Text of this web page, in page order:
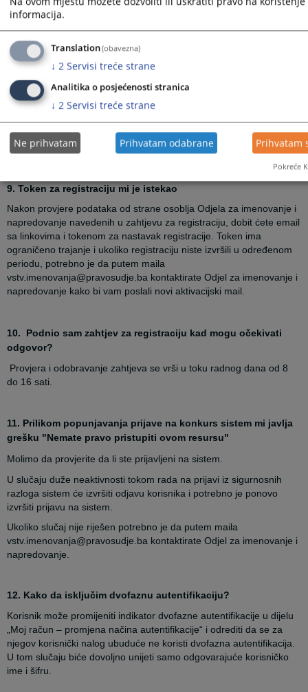
Ovaj token se generiše samo u slučaju da je uključena dvofazna
autentifikacija i ima ograničeno trajanje. U slučaju da je istekao
potrebno je da na linku za prijavu korisnika (MOA-Web
(pravosudje.ba) ponovo unesete korisničko ime i šifru i sistem će
Token može biti iskorišten samo jednom, pa predlažemo da brišete
iskorištene tokene.
9. Token za registraciju mi je istekao
Nakon provjere podataka od strane osoblja Odjela za imenovanje i
napredovanje navedenih u zahtjevu za registraciju, dobit ćete email
sa linkovima i tokenom za nastavak registracije. Token ima
ograničeno trajanje i ukoliko registraciju niste izvršili u određenom
periodu, potrebno je da putem maila
vstv.imenovanja@pravosudje.ba kontaktirate Odjel za imenovanje i
napredovanje kako bi vam poslali novi aktivacijski mail.
10. Podnio sam zahtjev za registraciju kad mogu očekivati
odgovor?
Provjera i odobravanje zahtjeva se vrši u toku radnog dana od 8
do 16 sati.
11. Prilikom popunjavanja prijave na konkurs sistem mi javlja
grešku "Nemate pravo pristupiti ovom resursu"
Molimo da provjerite da li ste prijavljeni na sistem.
U slučaju duže neaktivnosti tokom rada na prijavi iz sigurnosnih
razloga sistem će izvršiti odjavu korisnika i potrebno je ponovo
izvršiti prijavu na sistem.
Ukoliko slučaj nije riješen potrebno je da putem maila
vstv.imenovanja@pravosudje.ba kontaktirate Odjel za imenovanje i
napredovanje.
12. Kako da isključim dvofaznu autentifikaciju?
Korisnik može promijeniti indikator dvofazne autentifikacije u dijelu
„Moj račun – promjena načina autentifikacije“ i odrediti da se za
njegov korisnički nalog ubuduće ne koristi dvofazna autentifikacija.
U tom slučaju biće dovoljno unijeti samo odgovarajuće korisničko
ime i šifru.
informacija.
Translation(obavezna)
↓ 2 Servisi treće strane
Analitika o posjećenosti stranica
↓ 2 Servisi treće strane
Ne prihvatam Prihvatam odabrane Prihvatam
Pokreće